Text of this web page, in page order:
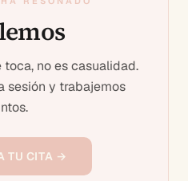
no es casualidad.
sesión y trabajemos
TU CITA →